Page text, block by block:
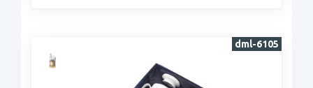
dml-6105